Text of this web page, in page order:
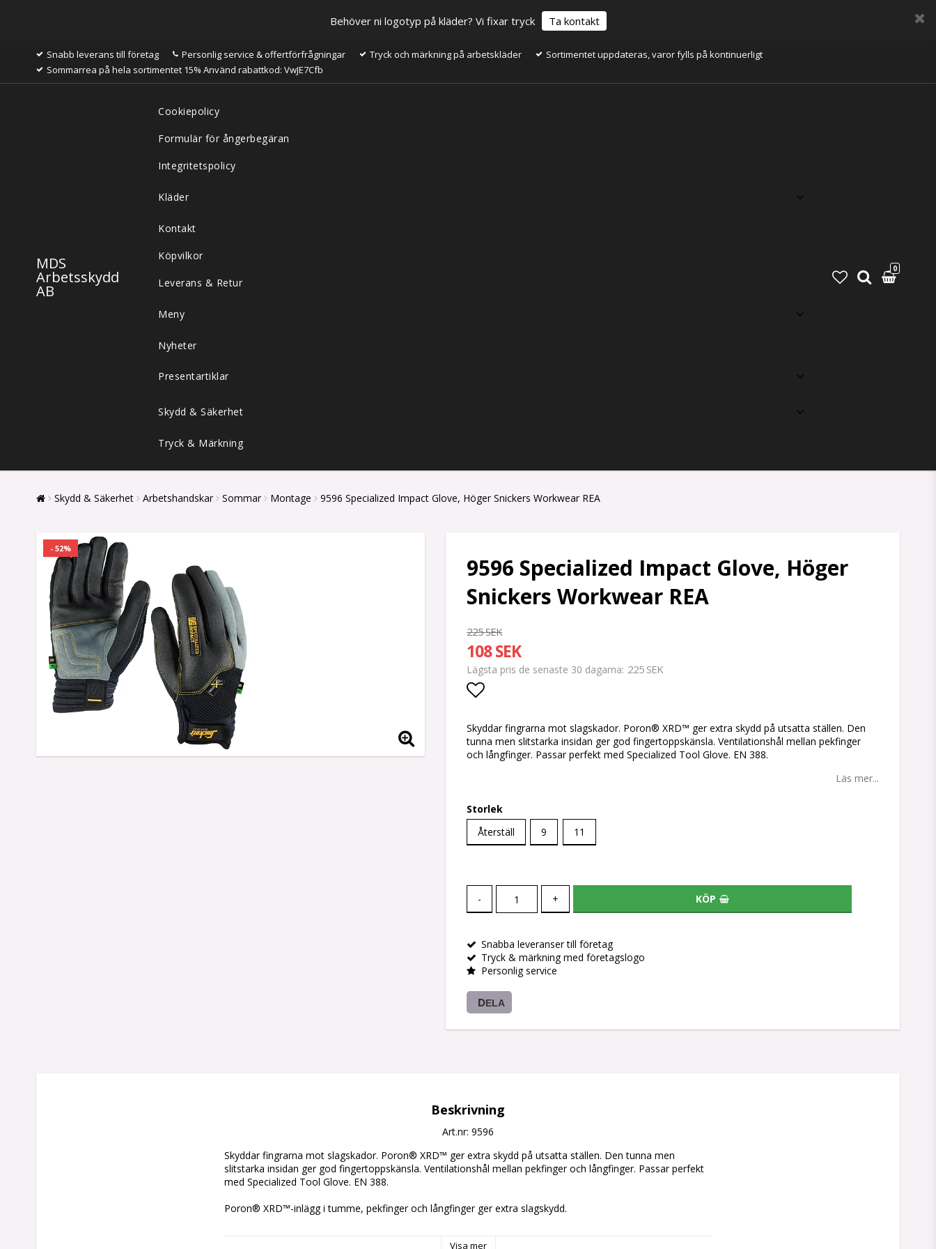
Behöver ni logotyp på kläder? Vi fixar tryck Ta kontakt
Snabb leverans till företag Personlig service & offertförfrågningar Tryck och märkning på arbetskläder
Sortimentet uppdateras, varor fylls på kontinuerligt
Sommarrea på hela sortimentet 15% Använd rabattkod: VwJE7Cfb
MDS
Arbetsskydd
AB
Cookiepolicy
Formulär för ångerbegäran
Integritetspolicy
Kläder
Kontakt
Köpvilkor
Leverans & Retur
Meny
Nyheter
Presentartiklar
Skydd & Säkerhet
Tryck & Märkning
0
Skydd & Säkerhet Arbetshandskar Sommar Montage 9596 Specialized Impact Glove, Höger Snickers Workwear REA
- 52%
9596 Specialized Impact Glove, Höger
Snickers Workwear REA
225 SEK
108 SEK
Lägsta pris de senaste 30 dagarna 225 SEK
Skyddar fingrarna mot slagskador. Poron® XRD™ ger extra skydd på utsatta ställen. Den
tunna men slitstarka insidan ger god fingertoppskänsla. Ventilationshål mellan pekfinger
och långfinger. Passar perfekt med Specialized Tool Glove. EN 388.
Läs mer...
Storlek
Återställ
9 11
- + KÖP
Snabba leveranser till företag
Tryck & märkning med företagslogo
Personlig service
DELA
Beskrivning
Art.nr: 9596
Skyddar fingrarna mot slagskador. Poron® XRD™ ger extra skydd på utsatta ställen. Den tunna men
slitstarka insidan ger god fingertoppskänsla. Ventilationshål mellan pekfinger och långfinger. Passar perfekt
med Specialized Tool Glove. EN 388.
Poron® XRD™-inlägg i tumme, pekfinger och långfinger ger extra slagskydd.
Visa mer